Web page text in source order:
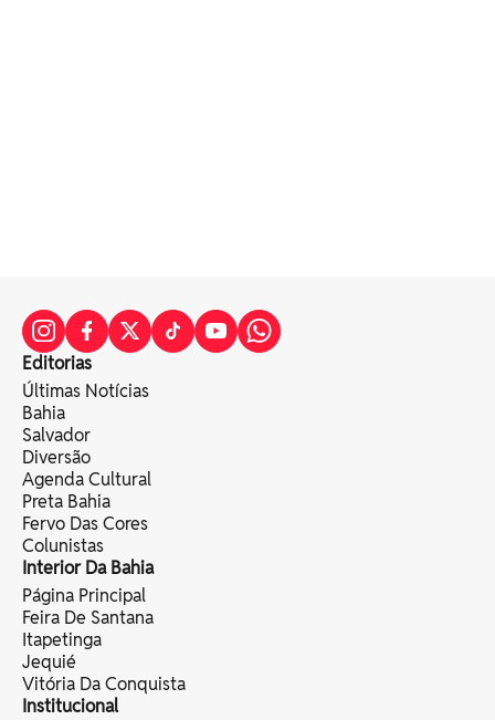
Editorias
Últimas Notícias
Bahia
Salvador
Diversão
Agenda Cultural
Preta Bahia
Fervo Das Cores
Colunistas
Interior Da Bahia
Página Principal
Feira De Santana
Itapetinga
Jequié
Vitória Da Conquista
Institucional